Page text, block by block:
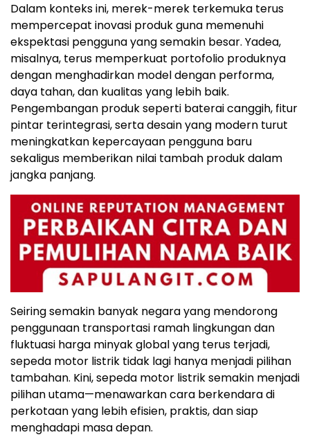
Dalam konteks ini, merek-merek terkemuka terus
mempercepat inovasi produk guna memenuhi
ekspektasi pengguna yang semakin besar. Yadea,
misalnya, terus memperkuat portofolio produknya
dengan menghadirkan model dengan performa,
daya tahan, dan kualitas yang lebih baik.
Pengembangan produk seperti baterai canggih, fitur
pintar terintegrasi, serta desain yang modern turut
meningkatkan kepercayaan pengguna baru
sekaligus memberikan nilai tambah produk dalam
jangka panjang.
Seiring semakin banyak negara yang mendorong
penggunaan transportasi ramah lingkungan dan
fluktuasi harga minyak global yang terus terjadi,
sepeda motor listrik tidak lagi hanya menjadi pilihan
tambahan. Kini, sepeda motor listrik semakin menjadi
pilihan utama—menawarkan cara berkendara di
perkotaan yang lebih efisien, praktis, dan siap
menghadapi masa depan.